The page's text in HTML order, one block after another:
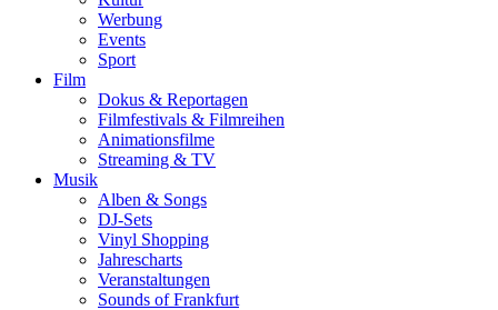
Werbung
Events
Sport
Film
Dokus & Reportagen
Filmfestivals & Filmreihen
Animationsfilme
Streaming & TV
Musik
Alben & Songs
DJ-Sets
Vinyl Shopping
Jahrescharts
Veranstaltungen
Sounds of Frankfurt